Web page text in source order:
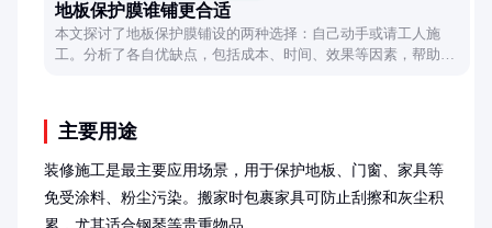
地板保护膜谁铺更合适
本文探讨了地板保护膜铺设的两种选择：自己动手或请工人施
工。分析了各自优缺点，包括成本、时间、效果等因素，帮助读
主要用途
装修施工是最主要应用场景，用于保护地板、门窗、家具等
免受涂料、粉尘污染。搬家时包裹家具可防止刮擦和灰尘积